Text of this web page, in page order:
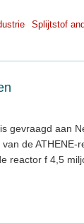
Splijtstof
gevraagd aan
de
reactor f 4,5